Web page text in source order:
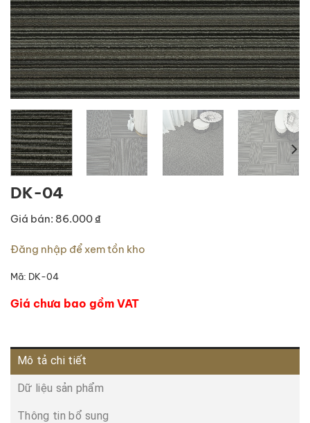
DK-04
Giá bán: 86.000 ₫
Đăng nhập để xem tồn kho
Mã: DK-04
Giá chưa bao gồm VAT
Mô tả chi tiết
Dữ liệu sản phẩm
Thông tin bổ sung